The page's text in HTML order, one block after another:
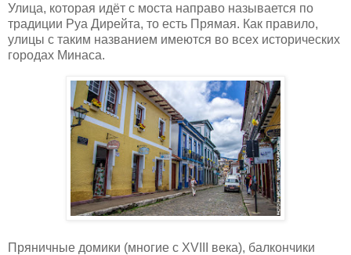
Улица, которая идёт с моста направо называется по
традиции Руа Дирейта, то есть Прямая. Как правило,
улицы с таким названием имеются во всех исторических
городах Минаса.
Пряничные домики (многие с XVIII века), балкончики